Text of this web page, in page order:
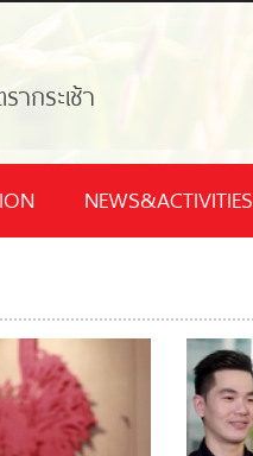
กระเช้า
NEWS&ACTIVITIES